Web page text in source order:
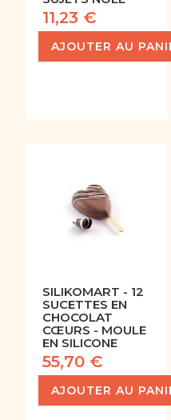
11,23 €
AJOUTER AU
SILIKOMART - 12
SUCETTES EN
CHOCOLAT
CŒURS - MOULE
EN SILICONE
55,70 €
AJOUTER AU